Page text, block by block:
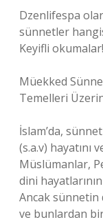
Dzenlifespa
sünnetler
Keyifli okumalar!
Müekked
Temelleri
İslam’da,
(s.a.v) hayatını
Müslümanlar,
dini
Ancak sünnetin
ve bunlardan